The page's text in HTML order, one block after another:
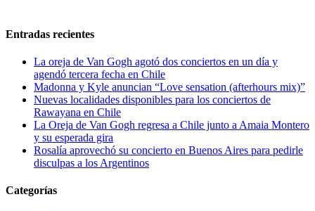
Entradas recientes
La oreja de Van Gogh agotó dos conciertos en un día y
agendó tercera fecha en Chile
Madonna y Kyle anuncian “Love sensation (afterhours mix)”
Nuevas localidades disponibles para los conciertos de
Rawayana en Chile
La Oreja de Van Gogh regresa a Chile junto a Amaia Montero
y su esperada gira
Rosalía aprovechó su concierto en Buenos Aires para pedirle
disculpas a los Argentinos
Categorías